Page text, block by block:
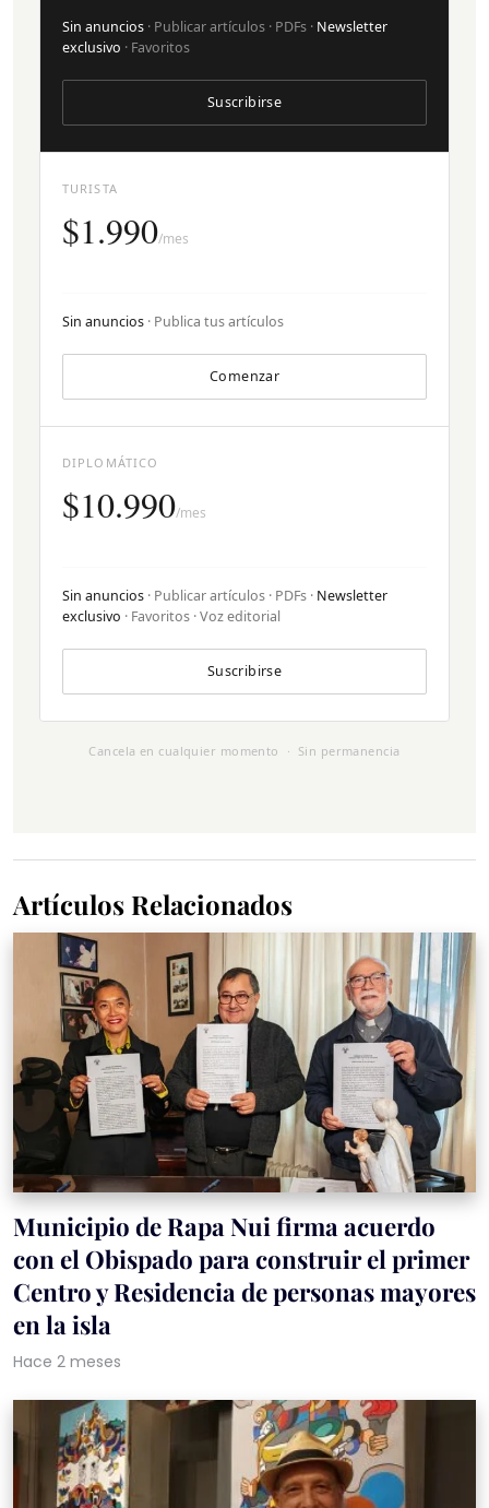
TURISTA
$1.990/mes
Sin anuncios · Publica tus artículos
Comenzar
Sin anuncios · Publicar artículos · PDFs · Newsletter
exclusivo · Favoritos
Suscribirse
DIPLOMÁTICO
$10.990/mes
Sin anuncios · Publicar artículos · PDFs · Newsletter
exclusivo · Favoritos · Voz editorial
Suscribirse
Cancela en cualquier momento · Sin permanencia
Artículos Relacionados
Municipio de Rapa Nui firma acuerdo
con el Obispado para construir el primer
Centro y Residencia de personas mayores
en la isla
Hace 2 meses